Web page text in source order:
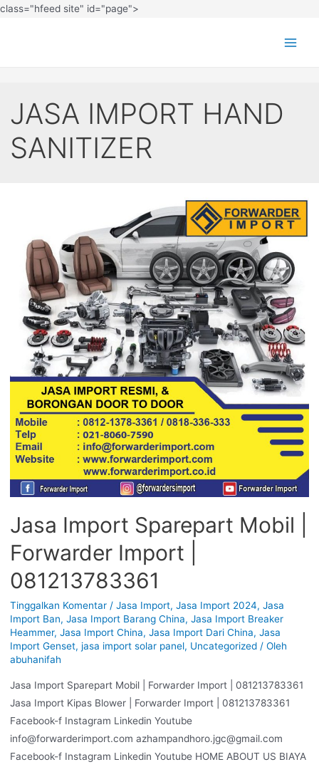
class="hfeed site" id="page">
JASA IMPORT HAND
SANITIZER
Jasa Import Sparepart Mobil |
Forwarder Import |
081213783361
Tinggalkan Komentar / Jasa Import, Jasa Import 2024, Jasa
Import Ban, Jasa Import Barang China, Jasa Import Breaker
Heammer, Jasa Import China, Jasa Import Dari China, Jasa
Import Genset, jasa import solar panel, Uncategorized/ Oleh
abuhanifah
Jasa Import Sparepart Mobil | Forwarder Import | 081213783361
Jasa Import Kipas Blower | Forwarder Import | 081213783361
Facebook-f Instagram Linkedin Youtube
info@forwarderimport.com azhampandhoro.jgc@gmail.com
Facebook-f Instagram Linkedin Youtube HOME ABOUT US BIAYA